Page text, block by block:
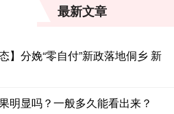
最新文章
】分娩“零自付”新政落地侗乡 新
明显吗？一般多久能看出来？